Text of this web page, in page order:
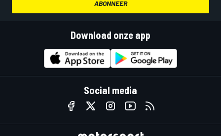
ABONNEER
Download onze app
Social media